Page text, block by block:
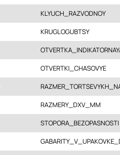
KLYUCH_RAZVODNOY
KRUGLOGUBTSY
OTVERTKI_CHASOVYE
RAZMERY_DXV_MM
STOPORA_BEZOPASNOSTI